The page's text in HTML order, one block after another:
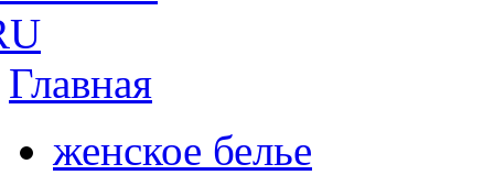
Главная
женское белье